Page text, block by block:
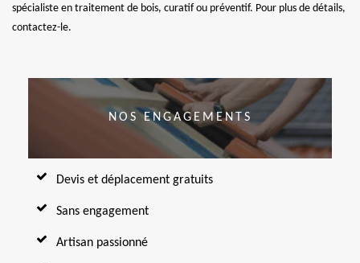
spécialiste en traitement de bois, curatif ou préventif. Pour plus de détails,
contactez-le.
NOS ENGAGEMENTS
Devis et déplacement gratuits
Sans engagement
Artisan passionné